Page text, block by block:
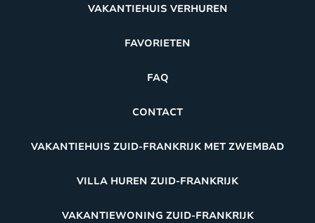
VAKANTIEHUIS VERHUREN
FAVORIETEN
FAQ
CONTACT
VAKANTIEHUIS ZUID-FRANKRIJK MET ZWEMBAD
VILLA HUREN ZUID-FRANKRIJK
VAKANTIEWONING ZUID-FRANKRIJK